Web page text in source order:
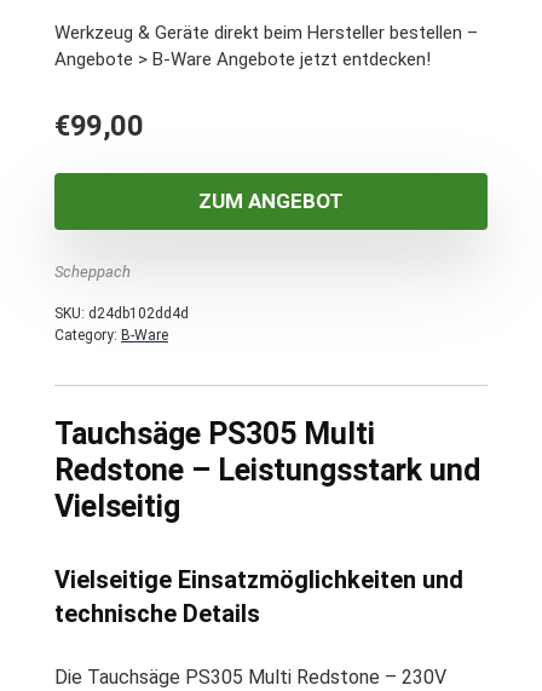
Werkzeug & Geräte direkt beim Hersteller bestellen –
Angebote > B-Ware Angebote jetzt entdecken!
€99,00
ZUM ANGEBOT
Scheppach
SKU: d24db102dd4d
Category: B-Ware
Tauchsäge PS305 Multi
Redstone – Leistungsstark und
Vielseitig
Vielseitige Einsatzmöglichkeiten und
technische Details
Die Tauchsäge PS305 Multi Redstone – 230V